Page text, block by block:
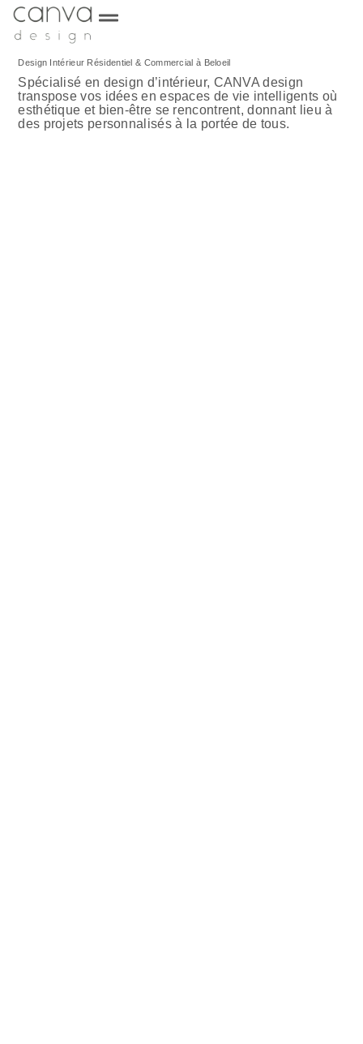
Design Intérieur Résidentiel & Commercial à Beloeil
Spécialisé en design d’intérieur, CANVA design
transpose vos idées en espaces de vie intelligents où
esthétique et bien-être se rencontrent, donnant lieu à
des projets personnalisés à la portée de tous.